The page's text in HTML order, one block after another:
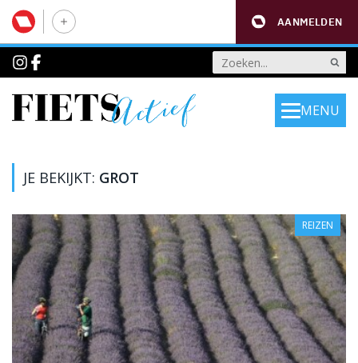
AANMELDEN
MENU
JE BEKIJKT: GROT
REIZEN